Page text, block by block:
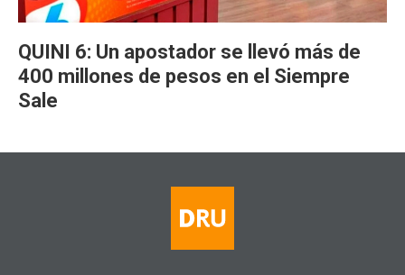
QUINI 6: Un apostador se llevó más de
400 millones de pesos en el Siempre
Sale